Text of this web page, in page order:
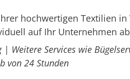
hochwertigen Textilien in
auf Ihr Unternehmen
Weitere Services wie
von 24 Stunden